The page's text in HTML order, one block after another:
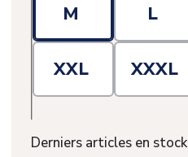
M L
XXL XXXL
Derniers articles en stock